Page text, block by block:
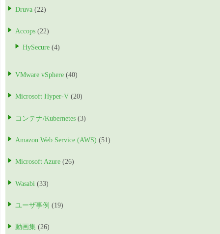
Druva (22)
Accops (22)
HySecure (4)
VMware vSphere (40)
Microsoft Hyper-V (20)
コンテナ/Kubernetes (3)
Amazon Web Service (AWS) (51)
Microsoft Azure (26)
Wasabi (33)
ユーザ事例 (19)
動画集 (26)